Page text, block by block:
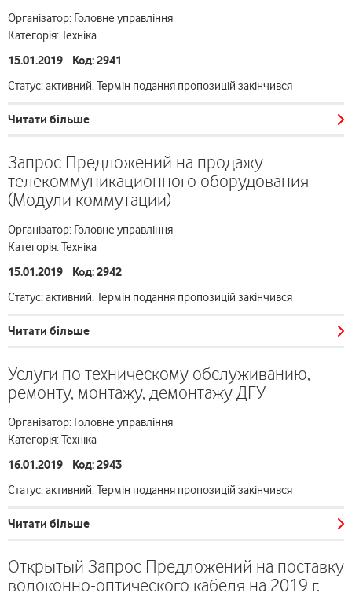
Організатор: Головне управління
Категорія: Техніка
15.01.2019 Код: 2941
Статус: активний. Термін подання пропозицій закінчився
Читати більше
Запрос Предложений на продажу
телекоммуникационного оборудования
(Модули коммутации)
Організатор: Головне управління
Категорія: Техніка
15.01.2019 Код: 2942
Статус: активний. Термін подання пропозицій закінчився
Читати більше
Услуги по техническому обслуживанию,
ремонту, монтажу, демонтажу ДГУ
Організатор: Головне управління
Категорія: Техніка
16.01.2019 Код: 2943
Статус: активний. Термін подання пропозицій закінчився
Читати більше
Открытый Запрос Предложений на поставку
волоконно-оптического кабеля на 2019 г.